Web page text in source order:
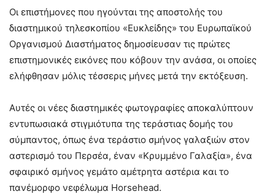
Οι επιστήμονες που ηγούνται της αποστολής του
διαστημικού τηλεσκοπίου «Ευκλείδης» του Ευρωπαϊκού
Οργανισμού Διαστήματος δημοσίευσαν τις πρώτες
επιστημονικές εικόνες που κόβουν την ανάσα, οι οποίες
ελήφθησαν μόλις τέσσερις μήνες μετά την εκτόξευση.
Αυτές οι νέες διαστημικές φωτογραφίες αποκαλύπτουν
εντυπωσιακά στιγμιότυπα της τεράστιας δομής του
σύμπαντος, όπως ένα τεράστιο σμήνος γαλαξιών στον
αστερισμό του Περσέα, έναν «Κρυμμένο Γαλαξία», ένα
σφαιρικό σμήνος γεμάτο αμέτρητα αστέρια και το
πανέμορφο νεφέλωμα Horsehead.